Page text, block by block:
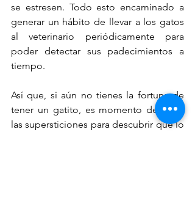
se estresen. Todo esto encaminado a
generar un hábito de llevar a los gatos
al veterinario periódicamente para
poder detectar sus padecimientos a
tiempo.
Así que, si aún no tienes la fortuna de
tener un gatito, es momento de dejar
las supersticiones para descubrir que lo